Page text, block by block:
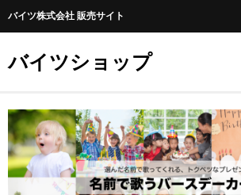
バイツ株式会社 販売サイト
バイツショップ
ホーム
商品について
お名前検索